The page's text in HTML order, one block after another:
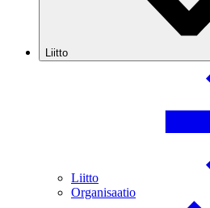
Liitto
Liitto
Organisaatio